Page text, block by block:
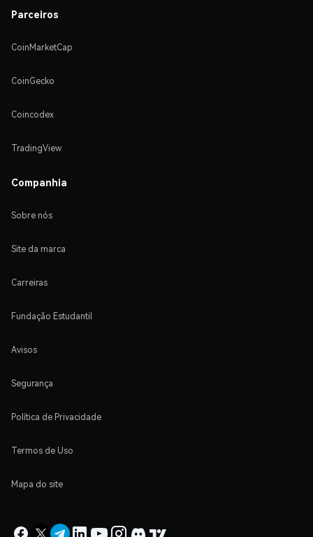
Parceiros
CoinMarketCap
CoinGecko
Coincodex
TradingView
Companhia
Sobre nós
Site da marca
Carreiras
Fundação Estudantil
Avisos
Segurança
Política de Privacidade
Termos de Uso
Mapa do site